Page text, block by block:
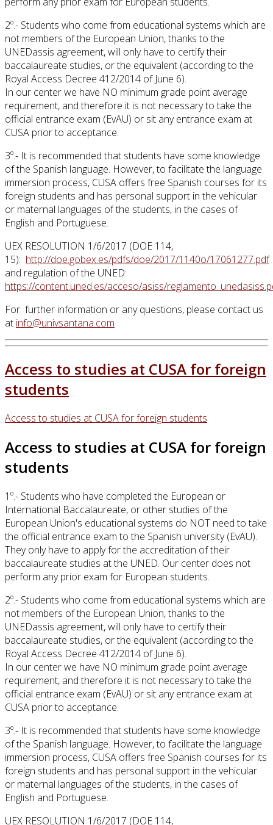
2º.- Students who come from educational systems which are
not members of the European Union, thanks to the
UNEDassis agreement, will only have to certify their
baccalaureate studies, or the equivalent (according to the
Royal Access Decree 412/2014 of June 6).
In our center we have NO minimum grade point average
requirement, and therefore it is not necessary to take the
official entrance exam (EvAU) or sit any entrance exam at
CUSA prior to acceptance.
3º.- It is recommended that students have some knowledge
of the Spanish language. However, to facilitate the language
immersion process, CUSA offers free Spanish courses for its
foreign students and has personal support in the vehicular
or maternal languages of the students, in the cases of
English and Portuguese.
UEX RESOLUTION 1/6/2017 (DOE 114,
15): http://doe.gobex.es/pdfs/doe/2017/1140o/17061277.pdf
and regulation of the UNED:
https://content.uned.es/acceso/asiss/
For further information or any questions, please contact us
at
Access to studies at CUSA for foreign
students
Access to studies at CUSA for foreign students
Access to studies at CUSA for foreign
students
1º.- Students who have completed the European or
International Baccalaureate, or other studies of the
European Union's educational systems do NOT need to take
the official entrance exam to the Spanish university (EvAU).
They only have to apply for the accreditation of their
baccalaureate studies at the UNED. Our center does not
perform any prior exam for European students.
2º.- Students who come from educational systems which are
not members of the European Union, thanks to the
UNEDassis agreement, will only have to certify their
baccalaureate studies, or the equivalent (according to the
Royal Access Decree 412/2014 of June 6).
In our center we have NO minimum grade point average
requirement, and therefore it is not necessary to take the
official entrance exam (EvAU) or sit any entrance exam at
CUSA prior to acceptance.
3º.- It is recommended that students have some knowledge
of the Spanish language. However, to facilitate the language
immersion process, CUSA offers free Spanish courses for its
foreign students and has personal support in the vehicular
or maternal languages of the students, in the cases of
English and Portuguese.
UEX RESOLUTION 1/6/2017 (DOE 114,